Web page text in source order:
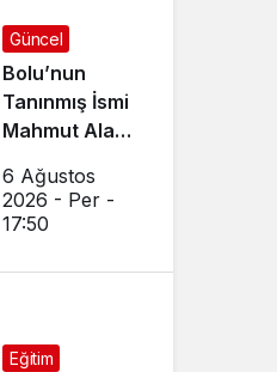
Güncel
Bolu’nun
Tanınmış İsmi
Mahmut Alan
Tehlikeyi
Önledi
6 Ağustos
2026 - Per -
17:50
Eğitim